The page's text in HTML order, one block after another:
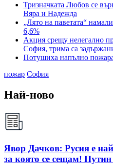
Тризначката Любов се
Вяра и Надежда
„Лято на паветата“
6,6%
Акция срещу нелегално
София, трима са
Потушиха напълно
пожар София
Най-ново
Явор Дачков: Русия е
за която се сещам!